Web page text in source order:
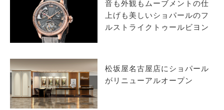
音も外観もムーブメントの仕
上げも美しいショパールのフ
ルストライクトゥールビヨン
松坂屋名古屋店にショパール
がリニューアルオープン
MAGAZINE
ABOUT SITE
サイトマップ